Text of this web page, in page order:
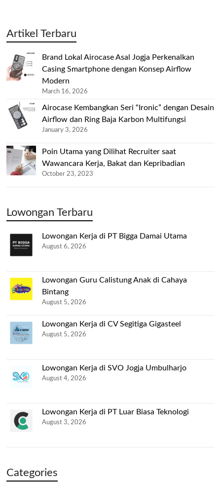
Artikel Terbaru
Brand Lokal Airocase Asal Jogja Perkenalkan
Casing Smartphone dengan Konsep Airflow
Modern
March 16, 2026
Airocase Kembangkan Seri “Ironic” dengan Desain
Airflow dan Ring Baja Karbon Multifungsi
January 3, 2026
Poin Utama yang Dilihat Recruiter saat
Wawancara Kerja, Bakat dan Kepribadian
October 23, 2023
Lowongan Terbaru
Lowongan Kerja di PT Bigga Damai Utama
August 6, 2026
Lowongan Guru Calistung Anak di Cahaya
Bintang
August 5, 2026
Lowongan Kerja di CV Segitiga Gigasteel
August 5, 2026
Lowongan Kerja di SVO Jogja Umbulharjo
August 4, 2026
Lowongan Kerja di PT Luar Biasa Teknologi
August 3, 2026
Categories